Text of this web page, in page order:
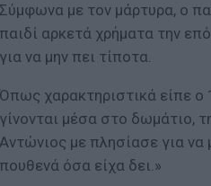
Σύμφωνα με τον μάρτυρα, ο
παιδί αρκετά χρήματα την
για να μην πει τίποτα.
Όπως χαρακτηριστικά είπε ο
γίνονται μέσα στο δωμάτιο,
Αντώνιος με πλησίασε για να
πουθενά όσα είχα δει.»